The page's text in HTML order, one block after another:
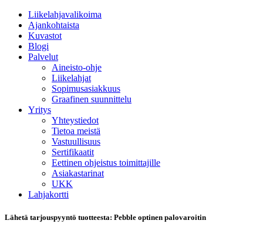
Liikelahjavalikoima
Ajankohtaista
Kuvastot
Blogi
Palvelut
Aineisto-ohje
Liikelahjat
Sopimusasiakkuus
Graafinen suunnittelu
Yritys
Yhteystiedot
Tietoa meistä
Vastuullisuus
Sertifikaatit
Eettinen ohjeistus toimittajille
Asiakastarinat
UKK
Lahjakortti
Lähetä tarjouspyyntö tuotteesta: Pebble optinen palovaroitin